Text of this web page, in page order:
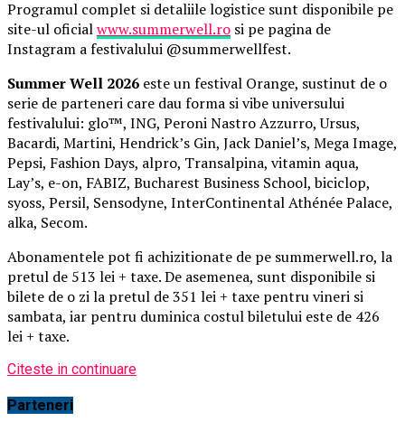
Programul complet si detaliile logistice sunt disponibile pe
site-ul oficialwww.summerwell.ro si pe pagina de
Instagram a festivalului @summerwellfest.
Summer Well 2026 este un festival Orange, sustinut de o
serie de parteneri care dau forma si vibe universului
festivalului: glo™, ING, Peroni Nastro Azzurro, Ursus,
Bacardi, Martini, Hendrick’s Gin, Jack Daniel’s, Mega Image,
Pepsi, Fashion Days, alpro, Transalpina, vitamin aqua,
Lay’s, e-on, FABIZ, Bucharest Business School, biciclop,
syoss, Persil, Sensodyne, InterContinental Athénée Palace,
alka, Secom.
Abonamentele pot fi achizitionate de pe summerwell.ro, la
pretul de 513 lei + taxe. De asemenea, sunt disponibile si
bilete de o zi la pretul de 351 lei + taxe pentru vineri si
sambata, iar pentru duminica costul biletului este de 426
lei + taxe.
Citeste in continuare
Parteneri